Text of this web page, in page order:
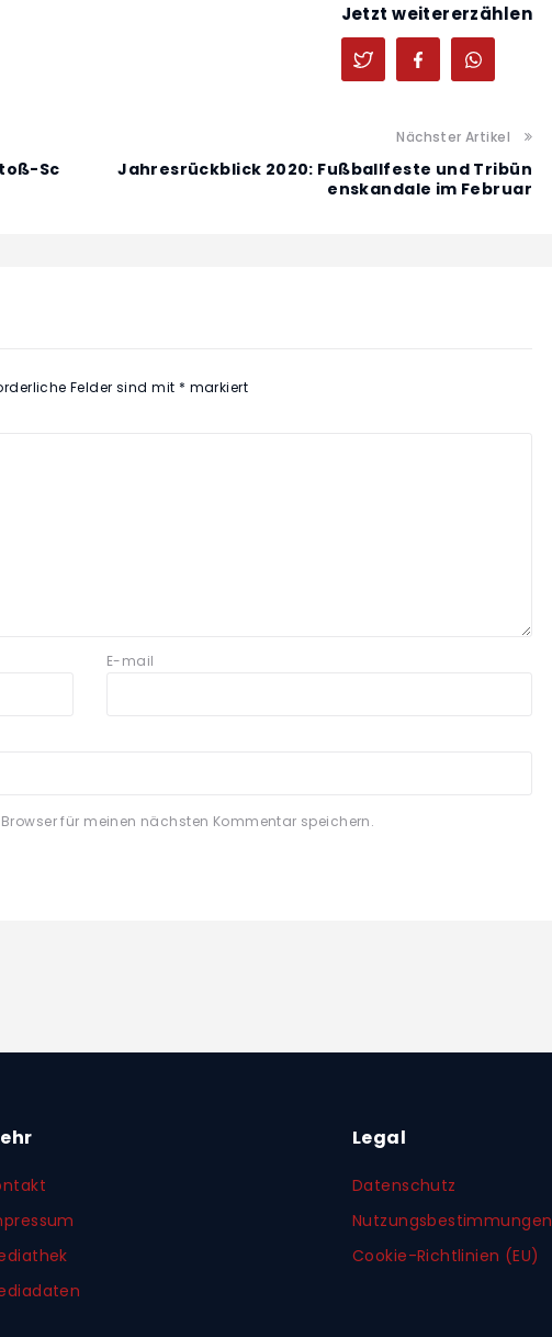
Jetzt weitererzählen
Sc
Nächster Artikel
Jahresrückblick 2020: Fußballfeste und Tribün
enskandale im Februar
Felder sind mit * markiert
E-mail
für meinen nächsten Kommentar speichern.
Legal
Datenschutz
Nutzungsbestimmungen
Cookie-Richtlinien (EU)